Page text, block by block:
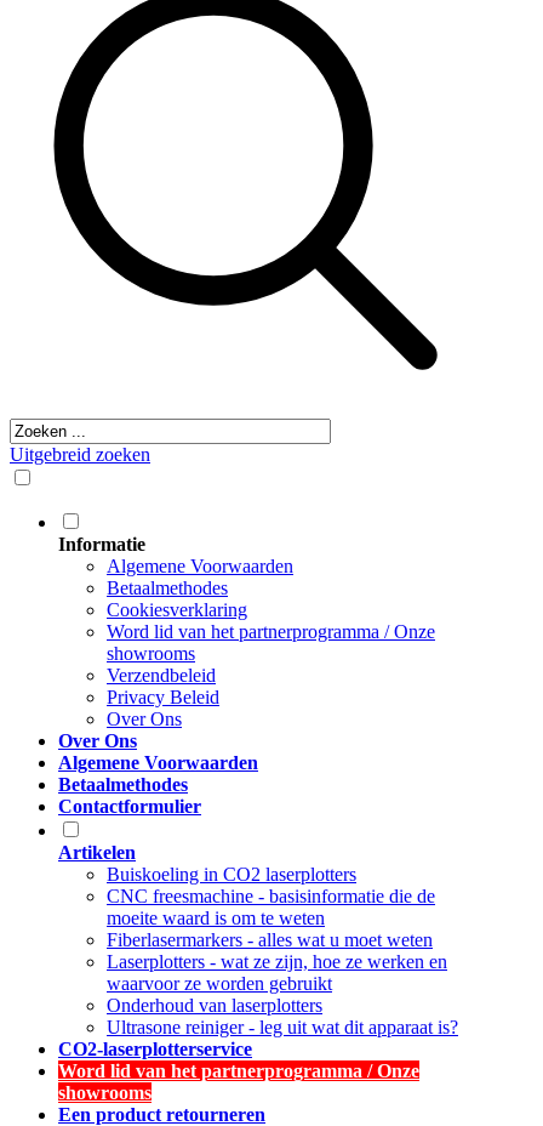
Uitgebreid zoeken
Informatie
Algemene Voorwaarden
Betaalmethodes
Cookiesverklaring
Word lid van het partnerprogramma / Onze
showrooms
Verzendbeleid
Privacy Beleid
Over Ons
Over Ons
Algemene Voorwaarden
Betaalmethodes
Contactformulier
Artikelen
Buiskoeling in CO2 laserplotters
CNC freesmachine - basisinformatie die de
moeite waard is om te weten
Fiberlasermarkers - alles wat u moet weten
Laserplotters - wat ze zijn, hoe ze werken en
waarvoor ze worden gebruikt
Onderhoud van laserplotters
Ultrasone reiniger - leg uit wat dit apparaat is?
CO2-laserplotterservice
Word lid van het partnerprogramma / Onze
showrooms
Een product retourneren